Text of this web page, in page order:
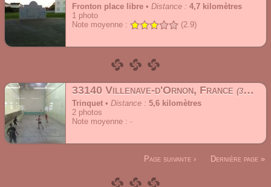
Fronton place libre • Distance : 4,7 kilomètres
1 photo
Note moyenne :
(2.9)
33140 Villenave-d'Ornon, France
32 Rue Roger Robert
Trinquet • Distance : 5,6 kilomètres
2 photos
Note moyenne :
Dernière page »
Page suivante ›